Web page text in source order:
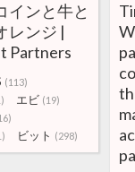
インと牛と
レンジ |
Partners
(113)
エビ (19)
ビット (298)